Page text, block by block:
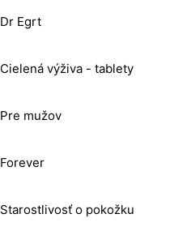
Dr Egrt
Cielená výživa - tablety
Pre mužov
Forever
Starostlivosť o pokožku